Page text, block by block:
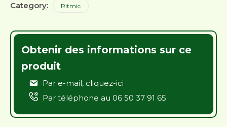
Category: Ritmic
Obtenir des informations sur ce
produit
Par e-mail, cliquez-ici
Par téléphone au 06 50 37 91 65